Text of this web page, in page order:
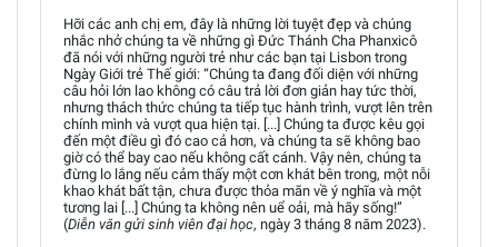
Hỡi các anh chị em, đây là những lời tuyệt đẹp và chúng
nhắc nhở chúng ta về những gì Đức Thánh Cha Phanxicô
đã nói với những người trẻ như các bạn tại Lisbon trong
Ngày Giới trẻ Thế giới: “Chúng ta đang đối diện với những
câu hỏi lớn lao không có câu trả lời đơn giản hay tức thời,
nhưng thách thức chúng ta tiếp tục hành trình, vượt lên trên
chính mình và vượt qua hiện tại. [...] Chúng ta được kêu gọi
đến một điều gì đó cao cả hơn, và chúng ta sẽ không bao
giờ có thể bay cao nếu không cất cánh. Vậy nên, chúng ta
đừng lo lắng nếu cảm thấy một cơn khát bên trong, một nỗi
khao khát bất tận, chưa được thỏa mãn về ý nghĩa và một
tương lai [...] Chúng ta không nên uể oải, mà hãy sống!”
(Diễn văn gửi sinh viên đại học, ngày 3 tháng 8 năm 2023).